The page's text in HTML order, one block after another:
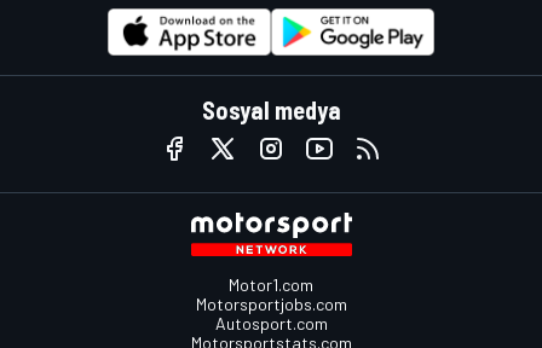
Sosyal medya
Motor1.com
Motorsportjobs.com
Autosport.com
Motorsportstats.com